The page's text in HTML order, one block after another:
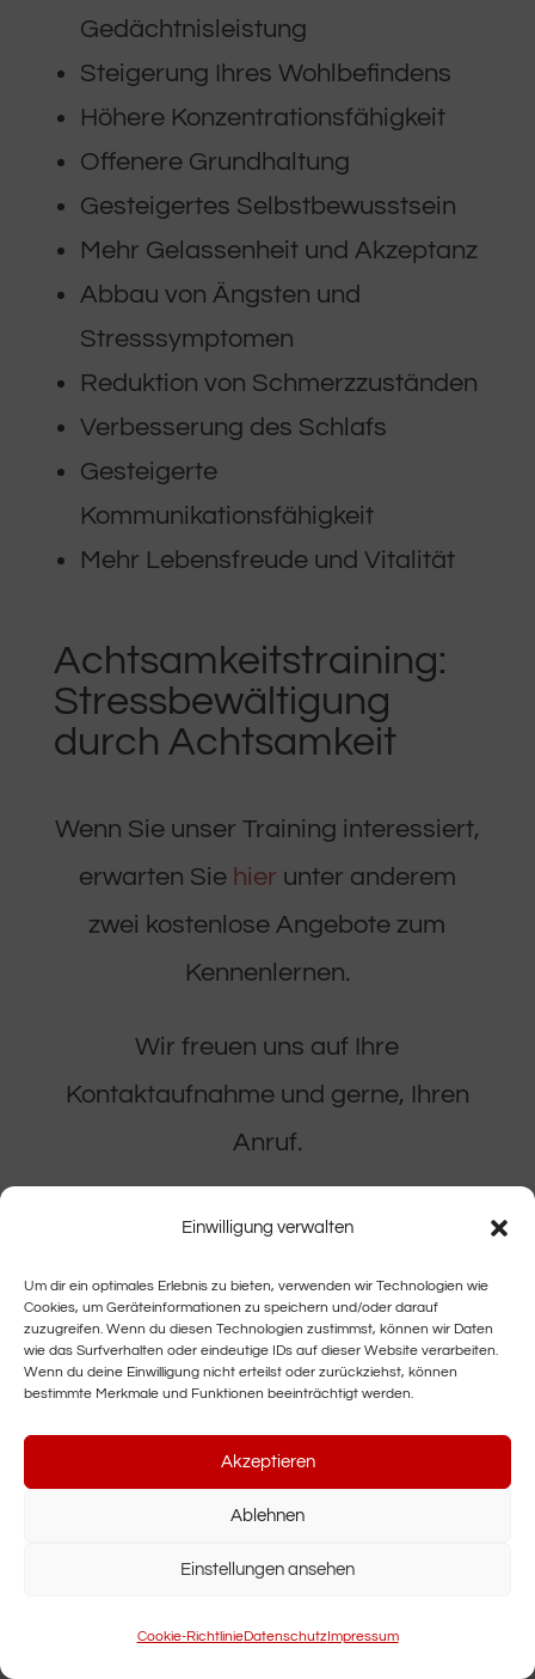
Einwilligung verwalten
Um dir ein optimales Erlebnis zu bieten, verwenden wir Technologien wie
Cookies, um Geräteinformationen zu speichern und/oder darauf
zuzugreifen. Wenn du diesen Technologien zustimmst, können wir Daten
wie das Surfverhalten oder eindeutige IDs auf dieser Website verarbeiten.
Wenn du deine Einwilligung nicht erteilst oder zurückziehst, können
bestimmte Merkmale und Funktionen beeinträchtigt werden.
Akzeptieren
Ablehnen
Einstellungen ansehen
Cookie-RichtlinieDatenschutzImpressum
Gedächtnisleistung
Steigerung Ihres Wohlbefindens
Höhere Konzentrationsfähigkeit
Offenere Grundhaltung
Gesteigertes Selbstbewusstsein
Mehr Gelassenheit und Akzeptanz
Abbau von Ängsten und
Stresssymptomen
Reduktion von Schmerzzuständen
Verbesserung des Schlafs
Gesteigerte
Kommunikationsfähigkeit
Mehr Lebensfreude und Vitalität
Achtsamkeitstraining:
Stressbewältigung
durch Achtsamkeit
Wenn Sie unser Training interessiert,
erwarten Sie hier unter anderem
zwei kostenlose Angebote zum
Kennenlernen.
Wir freuen uns auf Ihre
Kontaktaufnahme und gerne, Ihren
Anruf.
Hier geht es zum Kontaktformular
„Du kannst die Wellen
nicht stoppen, aber du
kannst lernen sie zu
surfen.“